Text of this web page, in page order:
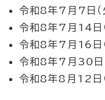
令和8年7月7日（
令和8年7月14日
令和8年7月16日
令和8年7月30日
令和8年8月12日